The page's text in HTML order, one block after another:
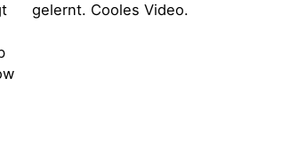
gelernt. Cooles Video.